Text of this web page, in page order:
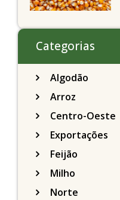
Categorias
Algodão
Arroz
Centro-Oeste
Exportações
Feijão
Milho
Norte